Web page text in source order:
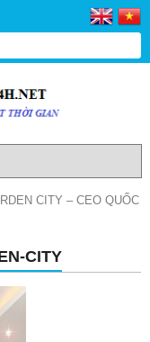
CITY – CEO QUỐC
CITY